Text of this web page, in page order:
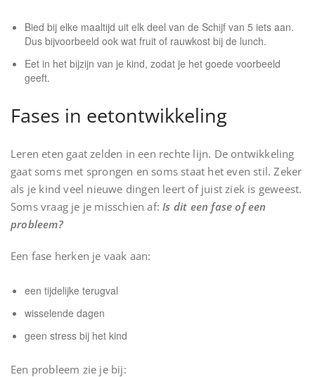
Bied bij elke maaltijd uit elk deel van de Schijf van 5 iets aan.
Dus bijvoorbeeld ook wat fruit of rauwkost bij de lunch.
Eet in het bijzijn van je kind, zodat je het goede voorbeeld
geeft.
Fases in eetontwikkeling
Leren eten gaat zelden in een rechte lijn. De ontwikkeling
gaat soms met sprongen en soms staat het even stil. Zeker
als je kind veel nieuwe dingen leert of juist ziek is geweest.
Soms vraag je je misschien af:Is dit een fase of een
probleem?
Een fase herken je vaak aan:
een tijdelijke terugval
wisselende dagen
geen stress bij het kind
Een probleem zie je bij: